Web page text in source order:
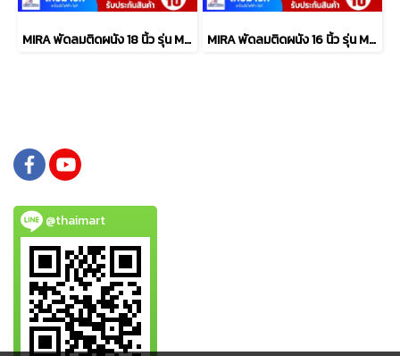
MIRA พัดลมติดผนัง 18 นิ้ว รุ่น M-1832 MIRA พัดลมติดผนัง 16 นิ้ว รุ่น M-1639
@thaimart